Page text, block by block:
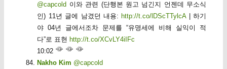
@capcold 이와 관련 (단행본 원고 넘긴지 언젠데 무소식
인) 11년 글에 남겼던 내용: http://t.co/lDScTTylcA| 하기
야 04년 글에서조차 문제를 “유명세에 비해 실익이 적
다”로 표현 http://t.co/XCvLY4iIFc
10:02
Nakho Kim @capcold